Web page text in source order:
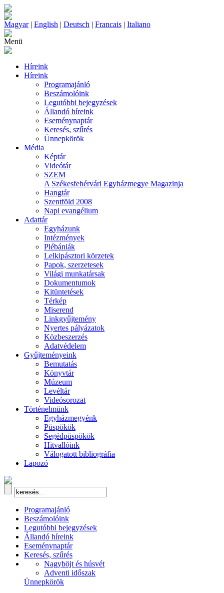
Magyar| English | Deutsch | Francais | Italiano
Menü
Híreink
Híreink
Programajánló
Beszámolóink
Legutóbbi bejegyzések
Állandó híreink
Eseménynaptár
Keresés, szűrés
Ünnepkörök
Média
Képtár
Videótár
SZEM
A Székesfehérvári Egyházmegye Magazinja
Hangtár
Szentföld 2008
Napi evangélium
Adattár
Egyházunk
Intézmények
Plébániák
Lelkipásztori körzetek
Papok, szerzetesek
Világi munkatársak
Dokumentumok
Kitüntetések
Térkép
Miserend
Linkgyűjtemény
Nyertes pályázatok
Közbeszerzés
Adatvédelem
Gyűjteményeink
Bemutatás
Könyvtár
Múzeum
Levéltár
Videósorozat
Történelmünk
Egyházmegyénk
Püspökök
Segédpüspökök
Hitvallóink
Válogatott bibliográfia
Lapozó
Programajánló
Beszámolóink
Legutóbbi bejegyzések
Állandó híreink
Eseménynaptár
Keresés, szűrés
Nagyböjt és húsvét
Adventi időszak
Ünnepkörök